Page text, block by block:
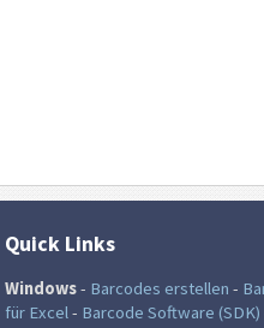
Quick Links
Windows- Barcodes erstellen -
für Excel- Barcode Software (SDK)